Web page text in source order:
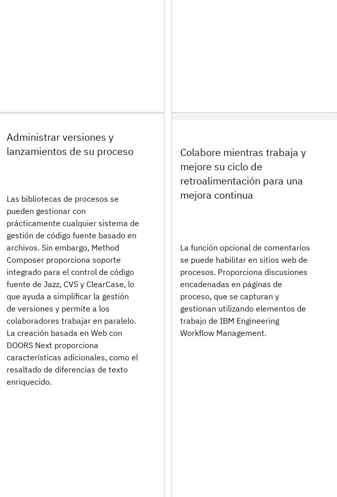
Administrar versiones y
lanzamientos de su proceso
Las bibliotecas de procesos se
pueden gestionar con
prácticamente cualquier sistema de
gestión de código fuente basado en
archivos. Sin embargo, Method
Composer proporciona soporte
integrado para el control de código
fuente de Jazz, CVS y ClearCase, lo
que ayuda a simplificar la gestión
de versiones y permite a los
colaboradores trabajar en paralelo.
La creación basada en Web con
DOORS Next proporciona
características adicionales, como el
resaltado de diferencias de texto
enriquecido.
Colabore mientras trabaja y
mejore su ciclo de
retroalimentación para una
mejora continua
La función opcional de comentarios
se puede habilitar en sitios web de
procesos. Proporciona discusiones
encadenadas en páginas de
proceso, que se capturan y
gestionan utilizando elementos de
trabajo de IBM Engineering
Workflow Management.